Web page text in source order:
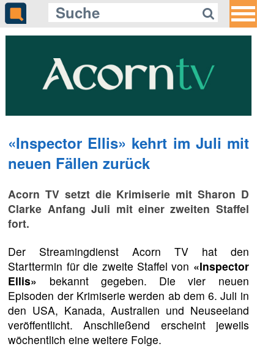
«Inspector Ellis» kehrt im Juli mit
neuen Fällen zurück
Acorn TV setzt die Krimiserie mit Sharon D
Clarke Anfang Juli mit einer zweiten Staffel
fort.
Der Streamingdienst Acorn TV hat den
Starttermin für die zweite Staffel von «Inspector
Ellis» bekannt gegeben. Die vier neuen
Episoden der Krimiserie werden ab dem 6. Juli in
den USA, Kanada, Australien und Neuseeland
veröffentlicht. Anschließend erscheint jeweils
wöchentlich eine weitere Folge.